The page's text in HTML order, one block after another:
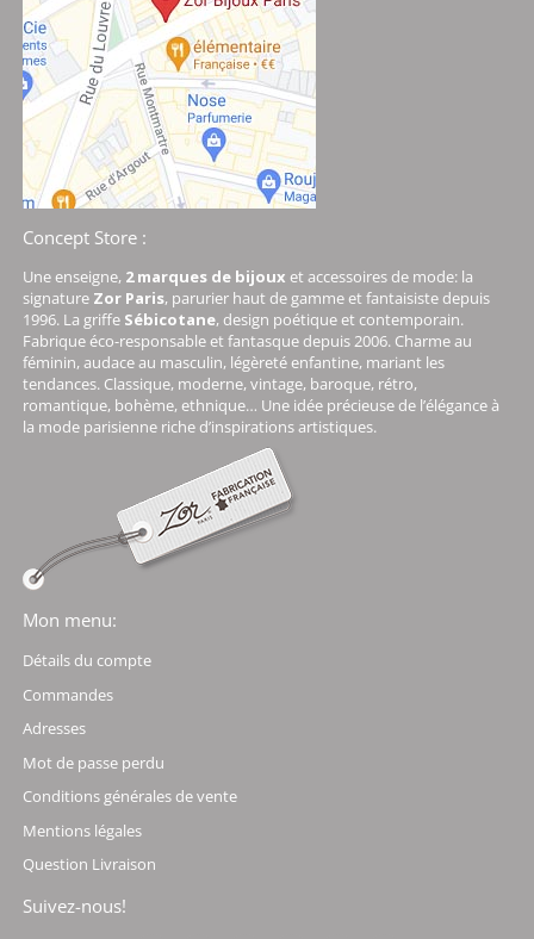
Concept Store :
Une enseigne, 2 marques de bijoux et accessoires de mode: la
signature Zor Paris, parurier haut de gamme et fantaisiste depuis
1996. La griffe Sébicotane, design poétique et contemporain.
Fabrique éco-responsable et fantasque depuis 2006. Charme au
féminin, audace au masculin, légèreté enfantine, mariant les
tendances. Classique, moderne, vintage, baroque, rétro,
romantique, bohème, ethnique… Une idée précieuse de l’élégance à
la mode parisienne riche d’inspirations artistiques.
Mon menu:
Détails du compte
Commandes
Adresses
Mot de passe perdu
Conditions générales de vente
Mentions légales
Question Livraison
Suivez-nous!